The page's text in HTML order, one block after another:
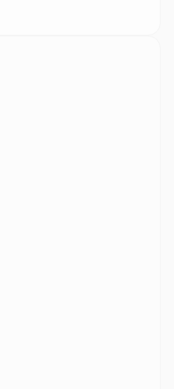
Transparan